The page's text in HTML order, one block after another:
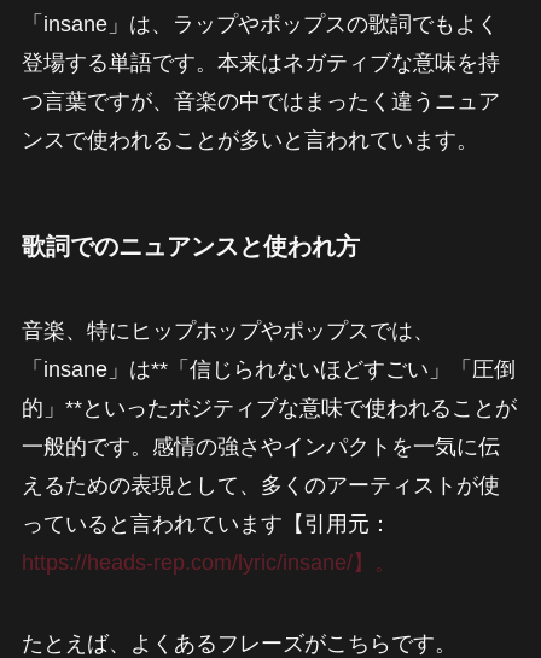
「insane」は、ラップやポップスの歌詞でもよく
登場する単語です。本来はネガティブな意味を持
つ言葉ですが、音楽の中ではまったく違うニュア
ンスで使われることが多いと言われています。
歌詞でのニュアンスと使われ方
音楽、特にヒップホップやポップスでは、
「insane」は**「信じられないほどすごい」「圧倒
的」**といったポジティブな意味で使われることが
一般的です。感情の強さやインパクトを一気に伝
えるための表現として、多くのアーティストが使
っていると言われています【引用元：
https://heads-rep.com/lyric/insane/】。
たとえば、よくあるフレーズがこちらです。